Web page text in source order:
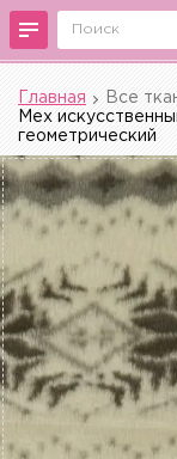
Главная
Все
Мех
геометрический